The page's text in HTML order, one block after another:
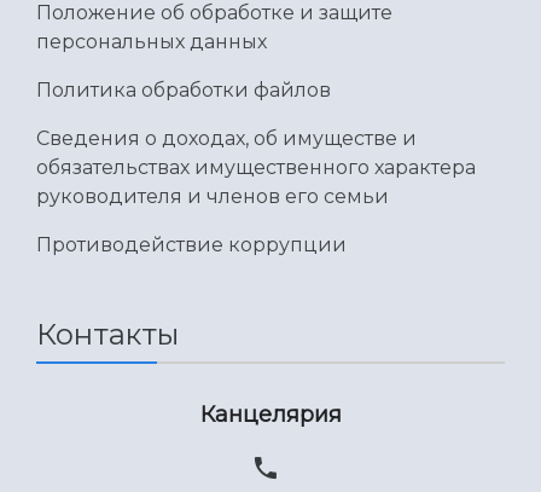
Положение об обработке и защите
персональных данных
Политика обработки файлов
Сведения о доходах, об имуществе и
обязательствах имущественного характера
руководителя и членов его семьи
Противодействие коррупции
Контакты
Канцелярия